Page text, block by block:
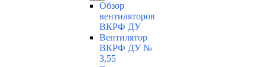
Обзор
вентиляторов
ВКРФ ДУ
Вентилятор
ВКРФ ДУ №
3,55